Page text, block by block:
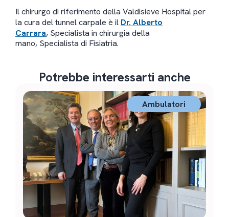
Il chirurgo di riferimento della Valdisieve Hospital per
la cura del tunnel carpale è il Dr. Alberto
Carrara, Specialista in chirurgia della
mano, Specialista di Fisiatria.
Potrebbe interessarti anche
Ambulatori